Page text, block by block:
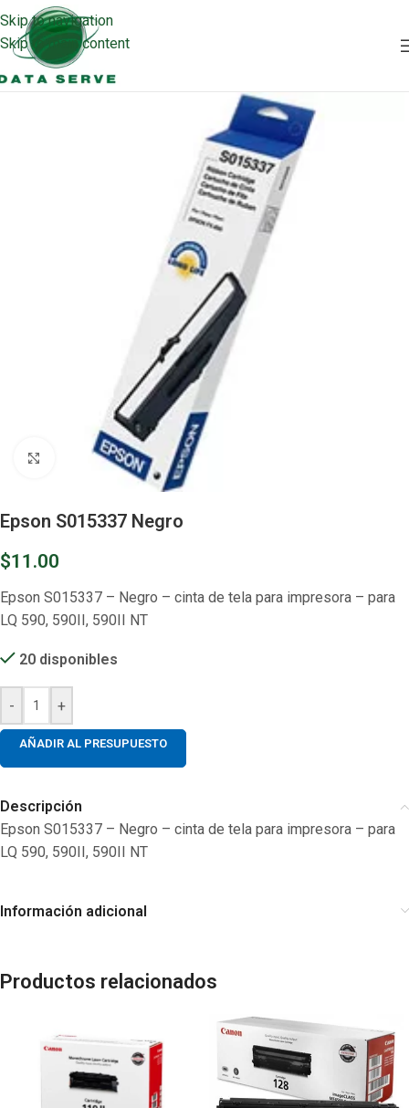
Skip to navigation
Skip to main content
Clic para ampliar
Epson S015337 Negro
$11.00
Epson S015337 – Negro – cinta de tela para impresora – para
LQ 590, 590II, 590II NT
20 disponibles
- +
AÑADIR AL PRESUPUESTO
Descripción
Epson S015337 – Negro – cinta de tela para impresora – para
LQ 590, 590II, 590II NT
Información adicional
Productos relacionados